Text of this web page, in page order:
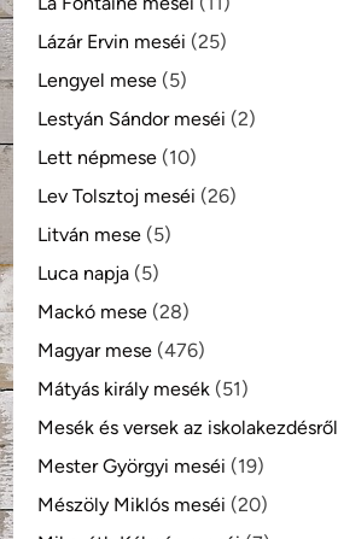
Lázár Ervin meséi (25)
Lengyel mese (5)
Lestyán Sándor meséi (2)
Lett népmese (10)
Lev Tolsztoj meséi (26)
Litván mese (5)
Luca napja (5)
Mackó mese (28)
Magyar mese (476)
Mátyás király mesék (51)
Mesék és versek az iskolakezdésről
Mester Györgyi meséi (19)
Mészöly Miklós meséi (20)